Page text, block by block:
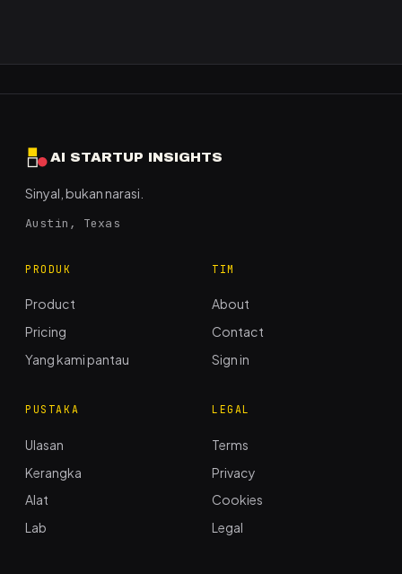
AI STARTUP INSIGHTS
Sinyal, bukan narasi.
Austin, Texas
PRODUK
Product
Pricing
Yang kami pantau
TIM
About
Contact
Sign in
PUSTAKA
Ulasan
Kerangka
Alat
Lab
LEGAL
Terms
Privacy
Cookies
Legal